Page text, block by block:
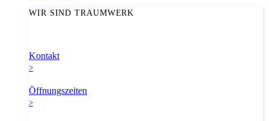
WIR SIND TRAUMWERK
Kontakt
>
Öffnungszeiten
>